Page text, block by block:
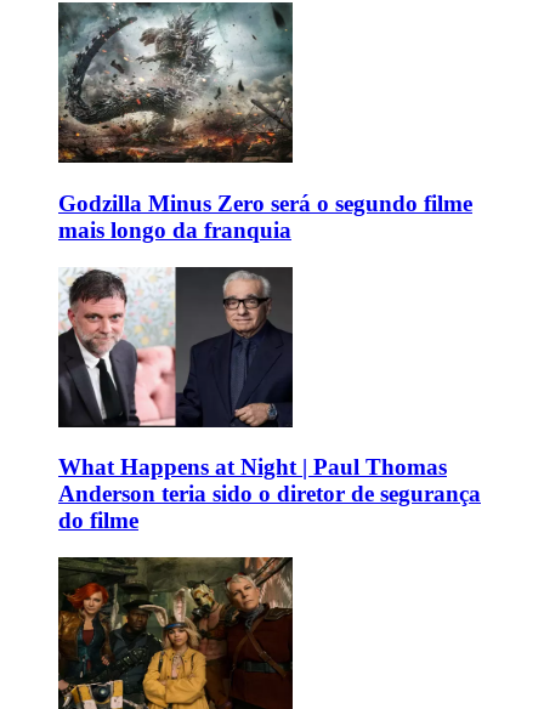
Godzilla Minus Zero será o segundo filme
mais longo da franquia
What Happens at Night | Paul Thomas
Anderson teria sido o diretor de segurança
do filme